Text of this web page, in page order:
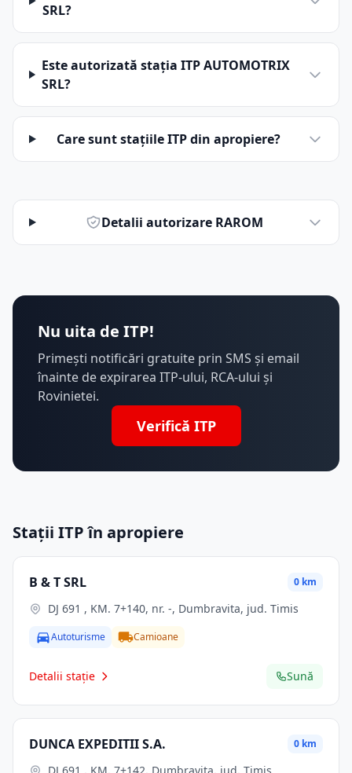
SRL?
Este autorizată stația ITP AUTOMOTRIX
SRL?
Care sunt stațiile ITP din apropiere?
Detalii autorizare RAROM
Nu uita de ITP!
Primești notificări gratuite prin SMS și email
înainte de expirarea ITP-ului, RCA-ului și
Rovinietei.
Verifică ITP
Stații ITP în apropiere
B & T SRL 0 km
DJ 691 , KM. 7+140, nr. -, Dumbravita, jud. Timis
Autoturisme Camioane
Detalii stație Sună
DUNCA EXPEDITII S.A. 0 km